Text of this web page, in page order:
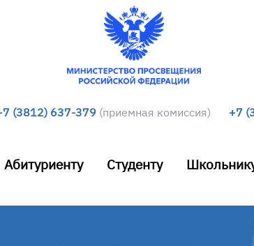
(3812) 637-379 (приемная комиссия) +7
Абитуриенту Студенту